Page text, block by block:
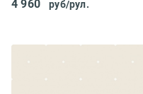
4 960 руб/рул.